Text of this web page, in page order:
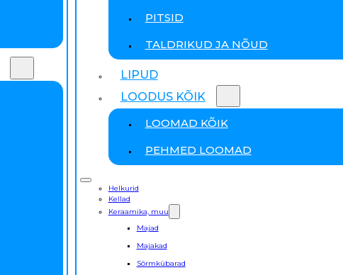
PITSID
TALDRIKUD JA NÕUD
LIPUD
LOODUS KÕIK
LOOMAD KÕIK
PEHMED LOOMAD
Helkurid
Kellad
Keraamika, muu
Majad
Majakad
Sõrmkübarad